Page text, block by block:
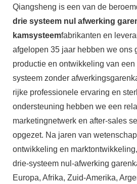
Qiangsheng is een van de
drie systeem nul afwerking
kamsysteemfabrikanten en
afgelopen 35 jaar hebben we ons
productie en ontwikkeling van
systeem zonder
rijke professionele ervaring en
ondersteuning hebben we een
marketingnetwerk en after-sales
opgezet. Na jaren van
ontwikkeling en
drie-systeem nul-afwerking
Europa, Afrika, Zuid-Amerika,